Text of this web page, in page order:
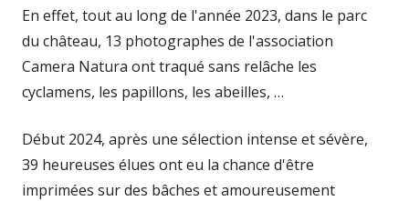
En effet, tout au long de l'année 2023, dans le parc
du château, 13 photographes de l'association
Camera Natura ont traqué sans relâche les
cyclamens, les papillons, les abeilles, …
Début 2024, après une sélection intense et sévère,
39 heureuses élues ont eu la chance d'être
imprimées sur des bâches et amoureusement